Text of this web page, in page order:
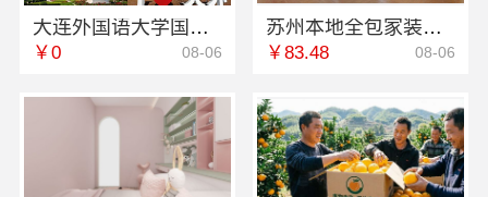
大连外国语大学国际教育学院今日信息宿舍环境怎么样
￥0 08-06
苏州本地全包家装施工报价新房百年豪庭新材料有限公司透明可靠
￥83.48 08-06